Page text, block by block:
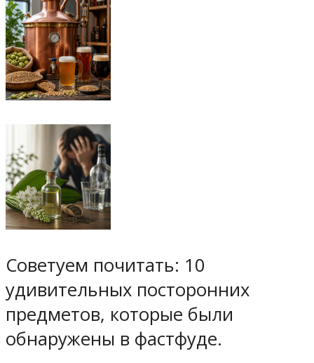
Советуем почитать: 10
удивительных посторонних
предметов, которые были
обнаружены в фастфуде.